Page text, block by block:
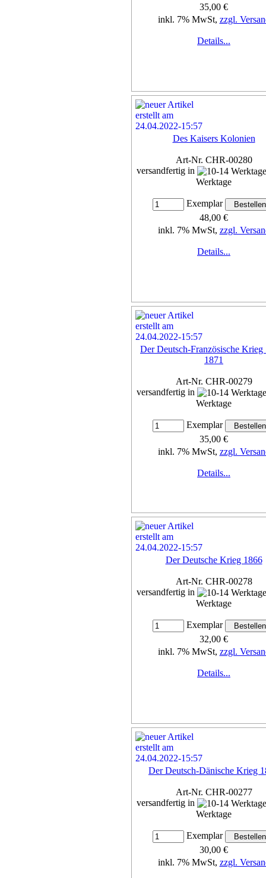
35,00 €
inkl. 7% MwSt, zzgl.
Details...
Des Kaisers Kolonien
Art-Nr. CHR-00280
versandfertig in
Werktage
Exemplar
48,00 €
inkl. 7% MwSt, zzgl.
Details...
Der Deutsch-Französische Krieg
1871
Art-Nr. CHR-00279
versandfertig in
Werktage
Exemplar
35,00 €
inkl. 7% MwSt, zzgl.
Details...
Der Deutsche Krieg 1866
Art-Nr. CHR-00278
versandfertig in
Werktage
Exemplar
32,00 €
inkl. 7% MwSt, zzgl.
Details...
Der Deutsch-Dänische Krieg
Art-Nr. CHR-00277
versandfertig in
Werktage
Exemplar
30,00 €
inkl. 7% MwSt, zzgl.